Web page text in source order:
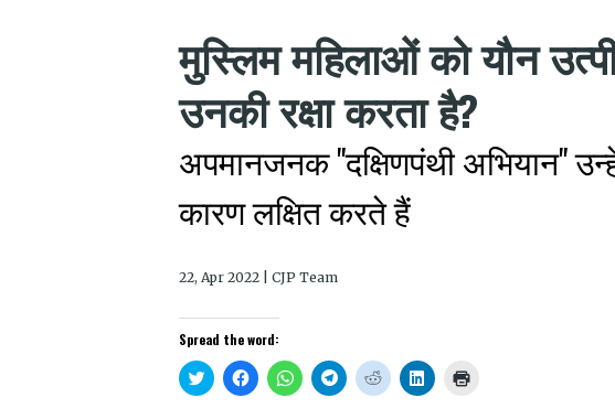
मुस्लिम महिलाओं को यौन
उनकी रक्षा करता है?
अपमानजनक "दक्षिणपंथी अभियान"
कारण लक्षित करते हैं
22, Apr 2022 | CJP Team
Spread the word:
Click
to
share
Click
to
share
Click
to
share
Click
to
share
Click
to
share
Click
to